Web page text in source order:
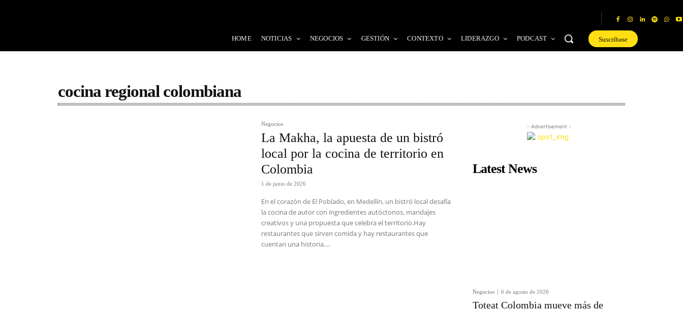
HOME NOTICIAS NEGOCIOS GESTIÓN CONTEXTO LIDERAZGO PODCAST Suscríbase
cocina regional colombiana
Negocios
La Makha, la apuesta de un bistró
local por la cocina de territorio en
Colombia
1 de junio de 2026
En el corazón de El Poblado, en Medellín, un bistró local desafía
la cocina de autor con ingredientes autóctonos, maridajes
creativos y una propuesta que celebra el territorio.Hay
restaurantes que sirven comida y hay restaurantes que
cuentan una historia....
- Advertisement -
Latest News
Negocios 6 de agosto de 2026
Toteat Colombia mueve más de